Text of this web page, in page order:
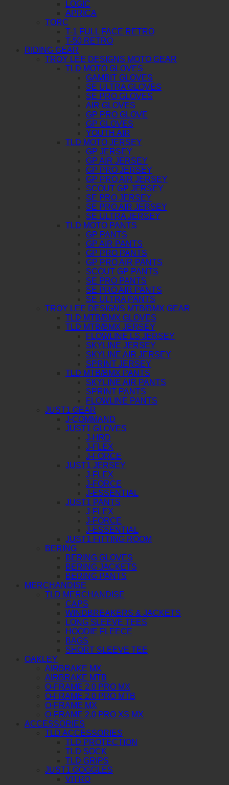
LOGIC
APRICA
TORC
T-1 FULL FACE RETRO
T-50 RETRO
RIDING GEAR
TROY LEE DESIGNS MOTO GEAR
TLD MOTO GLOVES
GAMBIT GLOVES
SE ULTRA GLOVES
SE PRO GLOVES
AIR GLOVES
GP PRO GLOVE
GP GLOVES
YOUTH AIR
TLD MOTO JERSEY
GP JERSEY
GP AIR JERSEY
GP PRO JERSEY
GP PRO AIR JERSEY
SCOUT GP JERSEY
SE PRO JERSEY
SE PRO AIR JERSEY
SE ULTRA JERSEY
TLD MOTO PANTS
GP PANTS
GP AIR PANTS
GP PRO PANTS
GP PRO AIR PANTS
SCOUT GP PANTS
SE PRO PANTS
SE PRO AIR PANTS
SE ULTRA PANTS
TROY LEE DESIGNS MTB/BMX GEAR
TLD MTB/BMX GLOVES
TLD MTB/BMX JERSEY
FLOWLINE LS JERSEY
SKYLINE JERSEY
SKYLINE AIR JERSEY
SPRINT JERSEY
TLD MTB/BMX PANTS
SKYLINE AIR PANTS
SPRINT PANTS
FLOWLINE PANTS
JUST1 GEAR
J-COMMAND
JUST1 GLOVES
J-HRD
J-FLEX
J-FORCE
JUST1 JERSEY
J-FLEX
J-FORCE
J-ESSENTIAL
JUST1 PANTS
J-FLEX
J-FORCE
J-ESSENTIAL
JUST1 FITTING ROOM
BERING
BERING GLOVES
BERING JACKETS
BERING PANTS
MERCHANDISE
TLD MERCHANDISE
CAPS
WINDBREAKERS & JACKETS
LONG SLEEVE TEES
HOODIE FLEECE
BAGS
SHORT SLEEVE TEE
OAKLEY
AIRBRAKE MX
AIRBRAKE MTB
O-FRAME 2.0 PRO MX
O-FRAME 2.0 PRO MTB
O-FRAME MX
O-FRAME 2.0 PRO XS MX
ACCESSORIES
TLD ACCESSORIES
TLD PROTECTION
TLD SOCK
TLD GRIPS
JUST1 GOGGLES
VITRO